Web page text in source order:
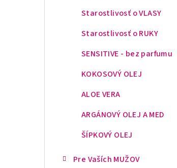
Starostlivosť o VLASY
Starostlivosť o RUKY
SENSITIVE - bez parfumu
KOKOSOVÝ OLEJ
ALOE VERA
ARGÁNOVÝ OLEJ A MED
ŠÍPKOVÝ OLEJ
Pre Vaších MUŽOV